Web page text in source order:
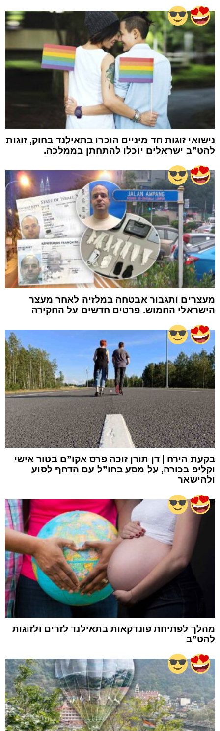
נישואי זוגות חד מיניים הוכרו בתאילנד בחוק, זוגות
להט”ב ישראלים יוכלו להתחתן בממלכה.
מעצרים ותגבור אבטחה במלזיה לאחר מעצר
הישראלי החמוש. פרטים חדשים על החקירה
בקעת הירח | דן תורן זוכה פרס אקו”ם בטור אישי
וקליפ בכורה, על מסע בחו”ל עם הדחף לסוע
ולהישאר
מהלך לפתיחת פונדקאות בתאילנד לזרים ולזוגות
להט”ב